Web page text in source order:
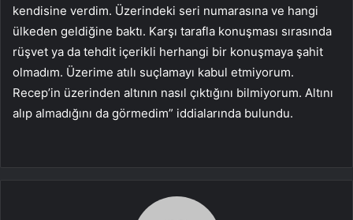
kendisine verdim. Üzerindeki seri numarasına ve hangi
ülkeden geldiğine baktı. Karşı tarafla konuşması sırasında
rüşvet ya da tehdit içerikli herhangi bir konuşmaya şahit
olmadım. Üzerime atılı suçlamayı kabul etmiyorum.
Recep’in üzerinden altının nasıl çıktığını bilmiyorum. Altını
alıp almadığını da görmedim” iddialarında bulundu.